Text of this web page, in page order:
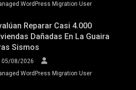
WordPress Migration User
Reparar Casi 4.000
Dañadas En La Guaira
Sismos
05/08/2026
WordPress Migration User